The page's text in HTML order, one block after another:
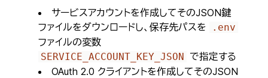
サービスアカウントを作成してそのJSON鍵
ファイルをダウンロードし、保存先パスを
.env
ファイルの変数
SERVICE_ACCOUNT_KEY_JSON で指定する
OAuth 2.0 クライアントを作成してそのJSON